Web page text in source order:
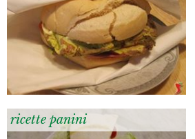
ricette panini